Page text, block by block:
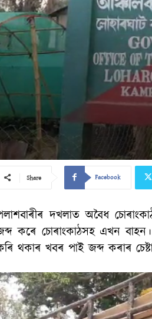
Share Facebook
দখলাত অবৈধ
কৰে চোৰাংকাঠসহ এখন
থকাৰ খবৰ পাই জব্দ কৰাৰ